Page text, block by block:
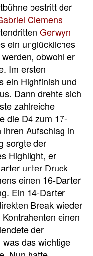
bestritt der
Clemens
Gerwyn
ein unglückliches
obwohl er
Im ersten
ein Highfinish und
Dann drehte sich
zahlreiche
die D4 zum 17-
Aufschlag in
sorgte der
Highlight, er
unter Druck.
einen 16-Darter
Ein 14-Darter
Break wieder
einen
der
das wichtige